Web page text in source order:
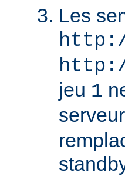
Les
jeu 1